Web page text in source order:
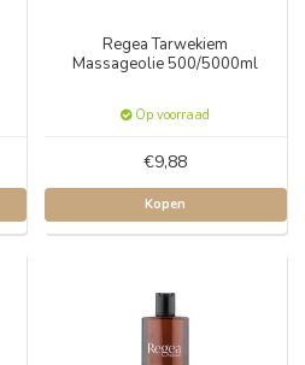
Regea Tarwekiem
Massageolie 500/5000ml
Op voorraad
€9,88
Kopen